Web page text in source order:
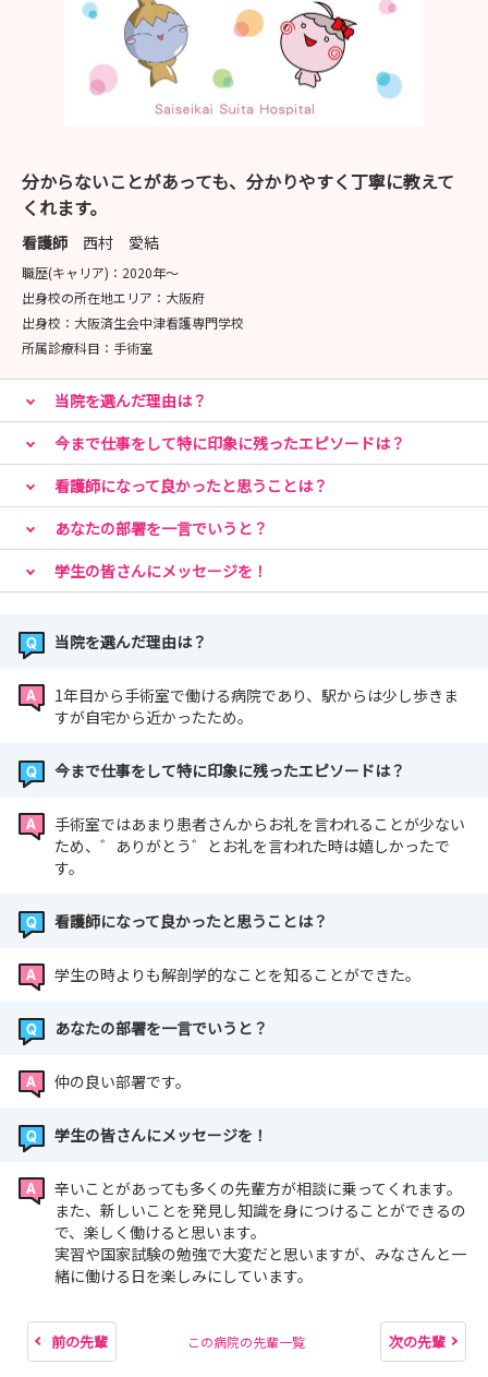
分からないことがあっても、分かりやすく丁寧に教えて
くれます。
看護師 西村 愛結
職歴(キャリア)： 2020年〜
出身校の所在地エリア： 大阪府
出身校： 大阪済生会中津看護専門学校
所属診療科目： 手術室
当院を選んだ理由は？
今まで仕事をして特に印象に残ったエピソードは？
看護師になって良かったと思うことは？
あなたの部署を一言でいうと？
学生の皆さんにメッセージを！
当院を選んだ理由は？
1年目から手術室で働ける病院であり、駅からは少し歩きま
すが自宅から近かったため。
今まで仕事をして特に印象に残ったエピソードは？
手術室ではあまり患者さんからお礼を言われることが少ない
ため、゛ありがとう゛とお礼を言われた時は嬉しかったで
す。
看護師になって良かったと思うことは？
学生の時よりも解剖学的なことを知ることができた。
あなたの部署を一言でいうと？
仲の良い部署です。
学生の皆さんにメッセージを！
辛いことがあっても多くの先輩方が相談に乗ってくれます。
また、新しいことを発見し知識を身につけることができるの
で、楽しく働けると思います。
実習や国家試験の勉強で大変だと思いますが、みなさんと一
緒に働ける日を楽しみにしています。
前の先輩 この病院の先輩一覧 次の先輩